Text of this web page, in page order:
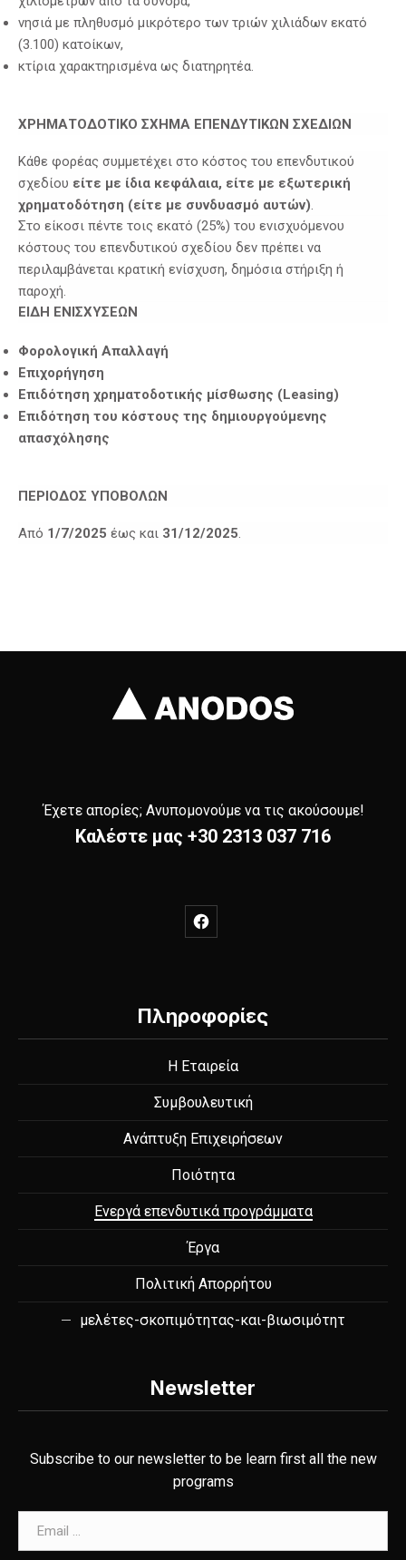
νησιά με πληθυσμό μικρότερο των τριών χιλιάδων εκατό
(3.100) κατοίκων,
κτίρια χαρακτηρισμένα ως διατηρητέα.
ΧΡΗΜΑΤΟΔΟΤΙΚΟ ΣΧΗΜΑ ΕΠΕΝΔΥΤΙΚΩΝ ΣΧΕΔΙΩΝ
Κάθε φορέας συμμετέχει στο κόστος του επενδυτικού
σχεδίου είτε με ίδια κεφάλαια, είτε με εξωτερική
χρηματοδότηση (είτε με συνδυασμό αυτών).
Στο είκοσι πέντε τοις εκατό (25%) του ενισχυόμενου
κόστους του επενδυτικού σχεδίου δεν πρέπει να
περιλαμβάνεται κρατική ενίσχυση, δημόσια στήριξη ή
παροχή.
ΕΙΔΗ ΕΝΙΣΧΥΣΕΩΝ
Φορολογική Απαλλαγή
Επιχορήγηση
Επιδότηση χρηματοδοτικής μίσθωσης (Leasing)
Επιδότηση του κόστους της δημιουργούμενης
απασχόλησης
ΠΕΡΙΟΔΟΣ ΥΠΟΒΟΛΩΝ
Από 1/7/2025 έως και 31/12/2025.
Έχετε απορίες; Ανυπομονούμε να τις ακούσουμε!
Καλέστε μας +30 2313 037 716
New Window
Πληροφορίες
Η Εταιρεία
Συμβουλευτική
Ανάπτυξη Επιχειρήσεων
Ποιότητα
Ενεργά επενδυτικά προγράμματα
Έργα
Πολιτική Απορρήτου
μελέτες-σκοπιμότητας-και-βιωσιμότητ
Newsletter
Subscribe to our newsletter to be learn first all the new
programs